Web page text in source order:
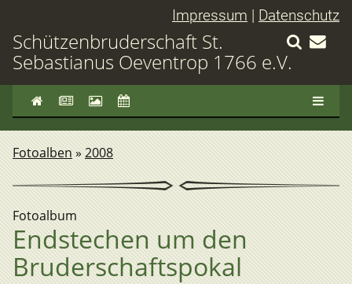
Impressum | Datenschutz
Schützenbruderschaft St.
Sebastianus Oeventrop 1766 e.V.
Fotoalben » 2008
Fotoalbum
Endstechen um den
Bruderschaftspokal